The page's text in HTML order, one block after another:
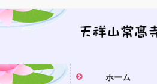
ン
ツ
に
ビ
シ
ョ
ホーム